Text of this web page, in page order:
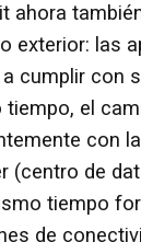
ahora
exterior: las
cumplir con
el
con
(centro de
tiempo
de